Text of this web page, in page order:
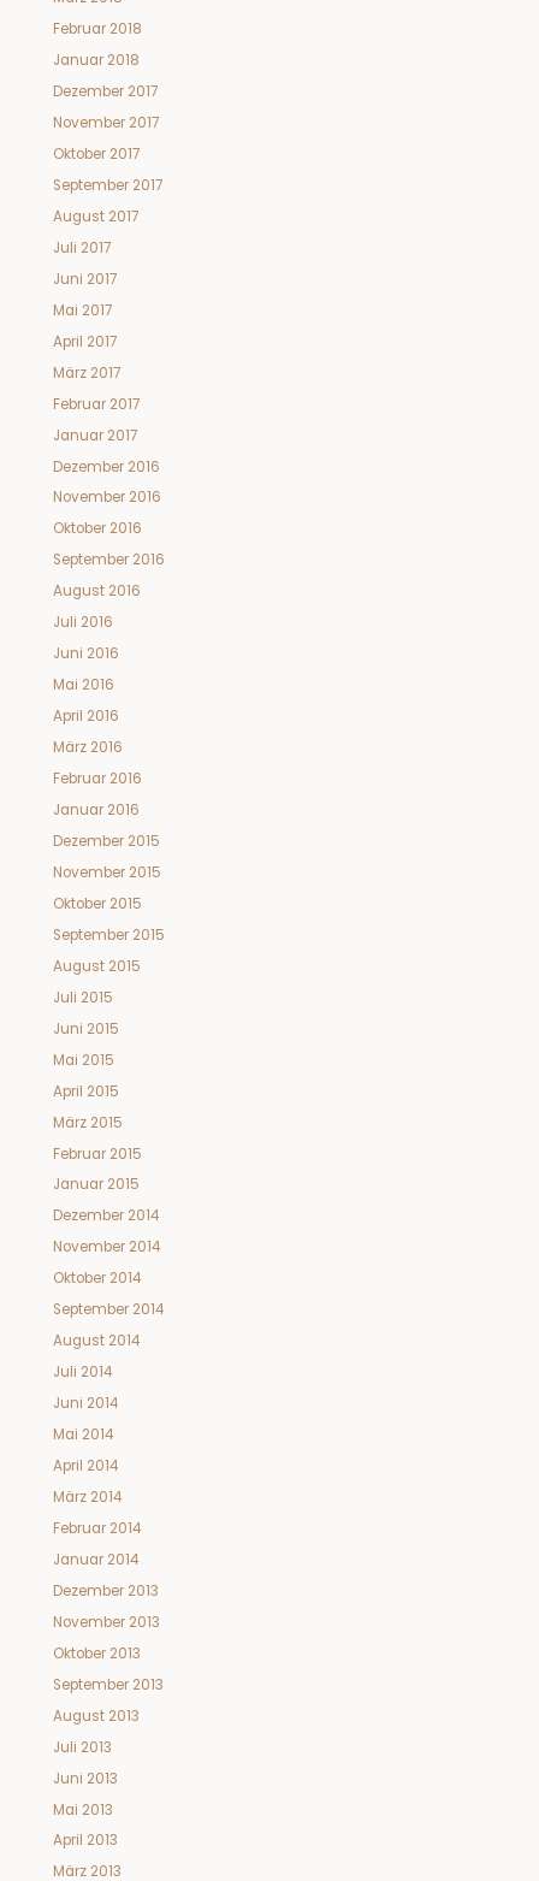
Februar 2018
Januar 2018
Dezember 2017
November 2017
Oktober 2017
September 2017
August 2017
Juli 2017
Juni 2017
Mai 2017
April 2017
März 2017
Februar 2017
Januar 2017
Dezember 2016
November 2016
Oktober 2016
September 2016
August 2016
Juli 2016
Juni 2016
Mai 2016
April 2016
März 2016
Februar 2016
Januar 2016
Dezember 2015
November 2015
Oktober 2015
September 2015
August 2015
Juli 2015
Juni 2015
Mai 2015
April 2015
März 2015
Februar 2015
Januar 2015
Dezember 2014
November 2014
Oktober 2014
September 2014
August 2014
Juli 2014
Juni 2014
Mai 2014
April 2014
März 2014
Februar 2014
Januar 2014
Dezember 2013
November 2013
Oktober 2013
September 2013
August 2013
Juli 2013
Juni 2013
Mai 2013
April 2013
März 2013